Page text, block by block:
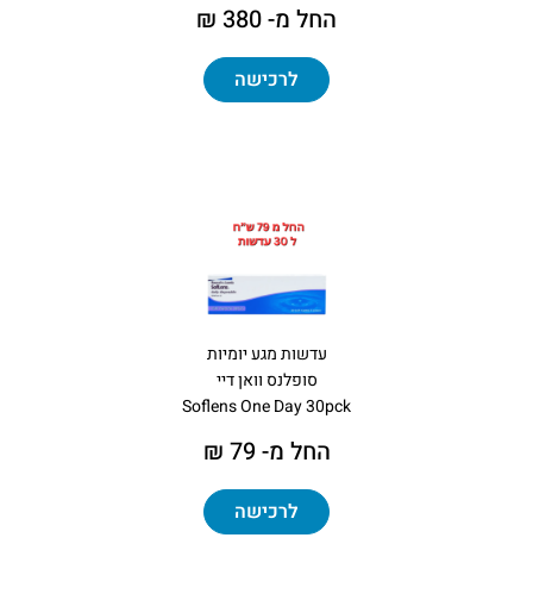
החל מ- 380 ₪
לרכישה
עדשות מגע יומיות
סופלנס וואן דיי
Soflens One Day 30pck
החל מ- 79 ₪
לרכישה